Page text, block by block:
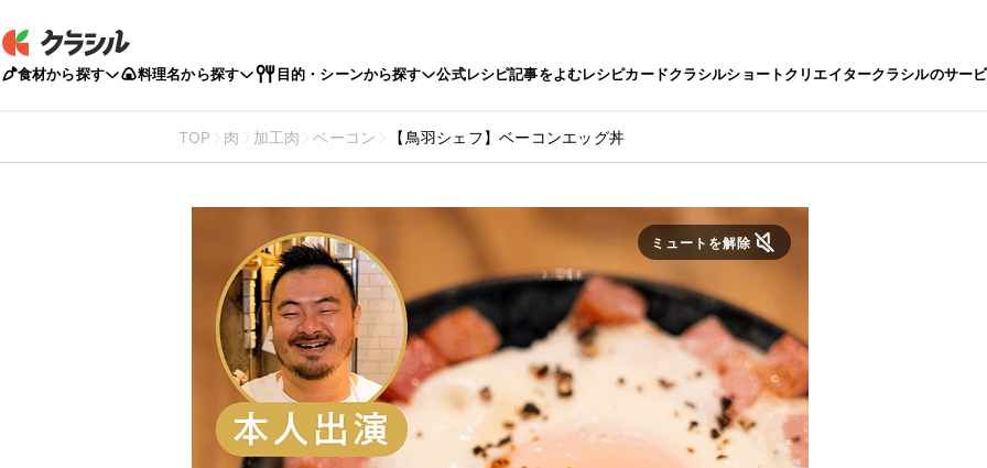
食材から探す 料理名から探す 目的・シーンから探す 公式レシピ記事をよむレシピカードクラシルショートクリエイタークラシルのサー
TOP 肉 加工肉 ベーコン 【鳥羽シェフ】ベーコンエッグ丼
ミュートを解除